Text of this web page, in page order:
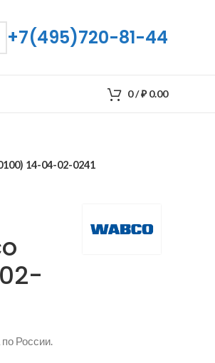
+7(495)720-81-44
0/₽0.00
14-04-02-0241
России.